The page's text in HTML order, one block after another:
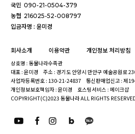
국민 090-21-0504-379
농협 216025-52-008797
입금자명 : 윤미경
회사소개 이용약관 개인정보 처리방침
상호명 : 동물나라수족관
대표 : 윤미경
주소 : 경기도 안양시 만안구 예술공원로
사업자등록번호 : 130-21-24837
통신판매업신고 : 제
개인정보보호책임자 : 윤미경
호스팅서비스 : 메이크샵
COPYRIGHT(C)2023 동물나라 ALL RIGHTS